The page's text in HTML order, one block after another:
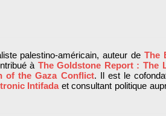
un « accord de paix » à Gaza, les Israéliens
des entrepôts de médicaments,
[ 7 août 2026 ]
palestino-américain, auteur deThe
à The Goldstone Report : The
of the Gaza Conflict. Il est le
Intifadaet consultant politique